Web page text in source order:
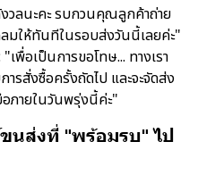
วลนะคะ รบกวนคุณลูกค้าถ่าย
ลมให้ทันทีในรอบส่งวันนี้เลยค่ะ"
พื่อเป็นการขอโทษ... ทางเรา
รสั่งซื้อครั้งถัดไป และจะจัดส่ง
ภายในวันพรุ่งนี้ค่ะ"
นส่งที่ "พร้อมรบ" ไป